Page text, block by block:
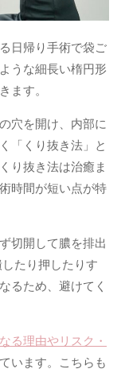
日帰り手術で袋ご
うな細長い楕円形
ます。
穴を開け、内部に
「くり抜き法」と
り抜き法は治癒ま
時間が短い点が特
切開して膿を排出
たり押したりす
るため、避けてく
る理由やリスク・
います。こちらも